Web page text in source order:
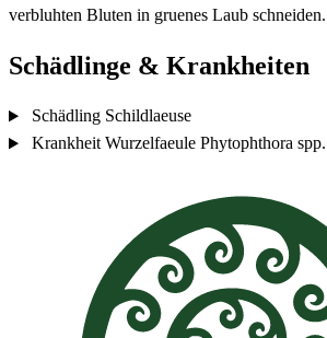
verbluhten Bluten in gruenes Laub schneiden.
Schädlinge & Krankheiten
Schädling Schildlaeuse
KrankheitWurzelfaeule Phytophthora spp.